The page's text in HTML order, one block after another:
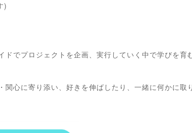
)
でプロジェクトを企画、実行していく中で学びを育
心に寄り添い、好きを伸ばしたり、一緒に何かに取